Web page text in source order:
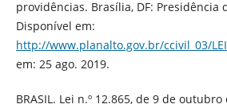
providências. Brasília, DF: Presidência
Disponível em:
http://www.planalto.gov.br/ccivil_03/
em: 25 ago. 2019.
BRASIL. Lei n.º 12.865, de 9 de